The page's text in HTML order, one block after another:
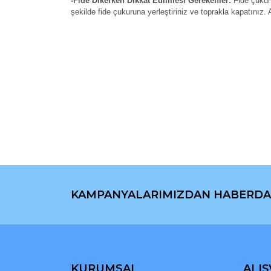
şekilde fide çukuruna yerleştiriniz ve toprakla
Bu ürünün fiyat bilgisi, resim, ürün
Ürün fiyatı diğer sitelerden daha pahalı.
KAMPANYALARIMIZDAN